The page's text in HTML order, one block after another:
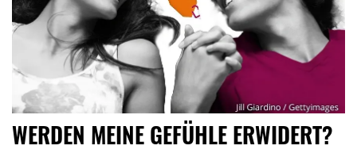
WERDEN MEINE GEFÜHLE ERWIDERT?